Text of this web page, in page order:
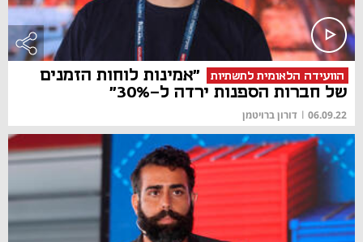
הוועידה הלאומית לתשתיות
"אמינות לוחות הזמנים
של חברות הספנות ירדה ל-30%"
06.09.22
| דורון ברויטמן